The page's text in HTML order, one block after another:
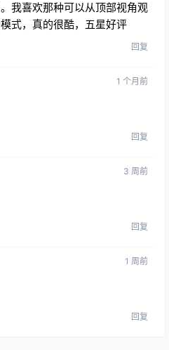
我喜欢那种可以从顶部视角观
式，真的很酷，五星好评
回复
1 个月前
回复
3 周前
回复
1 周前
回复